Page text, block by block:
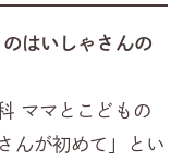
はいしゃさんの
ママとこどもの
んが初めて」とい